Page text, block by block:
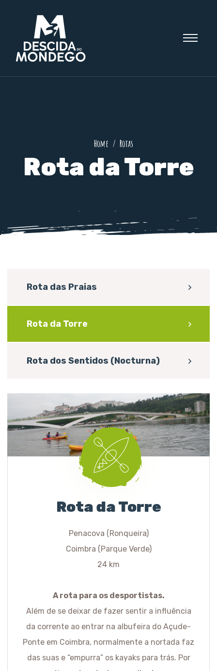
Home Rotas
Rota da Torre
Rota das Praias
Rota da Torre
Rota dos Sentidos (Nocturna)
Rota da Torre
Penacova (Ronqueira)
Coimbra (Parque Verde)
24 km
A rota para os desportistas.
Além de se deixar de fazer sentir a influência
da corrente ao entrar na albufeira do Açude-
Ponte em Coimbra, normalmente a nortada faz
das suas e “empurra” os kayaks para trás. Por